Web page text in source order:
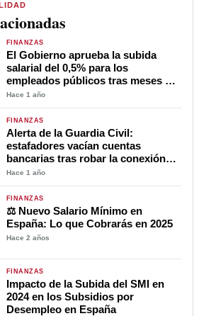
FINANZAS
El Gobierno aprueba la subida
salarial del 0,5% para los
empleados públicos tras meses de
negociación
Hace 1 año
FINANZAS
Alerta de la Guardia Civil:
estafadores vacían cuentas
bancarias tras robar la conexión
del móvil
Hace 1 año
FINANZAS
⚖️ Nuevo Salario Mínimo en
España: Lo que Cobrarás en 2025
Hace 2 años
FINANZAS
Impacto de la Subida del SMI en
2024 en los Subsidios por
Desempleo en España